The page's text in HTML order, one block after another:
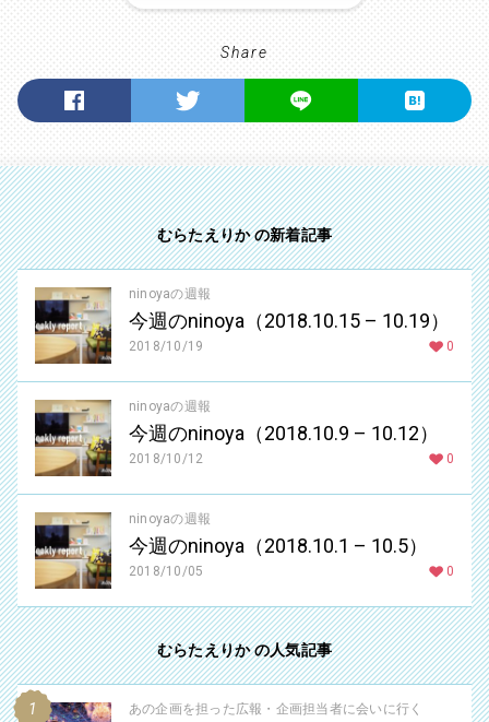
Share
むらたえりか の新着記事
ninoyaの週報
今週のninoya（2018.10.15 – 10.19）
2018/10/19 0
ninoyaの週報
今週のninoya（2018.10.9 – 10.12）
2018/10/12 0
ninoyaの週報
今週のninoya（2018.10.1 – 10.5）
2018/10/05 0
むらたえりか の人気記事
あの企画を担った広報・企画担当者に会いに行く